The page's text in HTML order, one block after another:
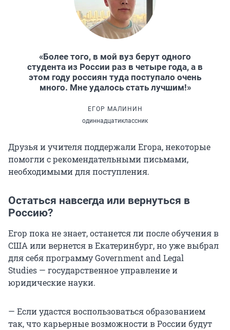
«Более того, в мой вуз берут одного
студента из России раз в четыре года, а в
этом году россиян туда поступало очень
много. Мне удалось стать лучшим!»
ЕГОР МАЛИНИН
одиннадцатиклассник
Друзья и учителя поддержали Егора, некоторые
помогли с рекомендательными письмами,
необходимыми для поступления.
Остаться навсегда или вернуться в
Россию?
Егор пока не знает, останется ли после обучения в
США или вернется в Екатеринбург, но уже выбрал
для себя программу Government and Legal
Studies — государственное управление и
юридические науки.
— Если удастся воспользоваться образованием
так, что карьерные возможности в России будут